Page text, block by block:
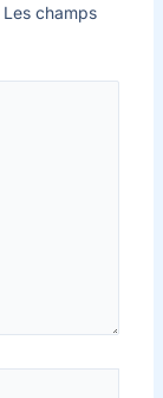
Les champs